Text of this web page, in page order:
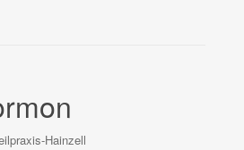
Hainzell